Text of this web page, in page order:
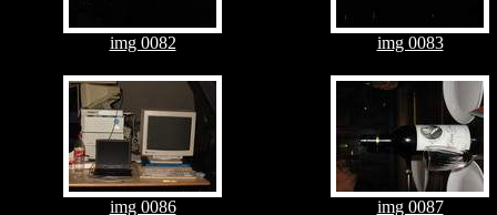
img 0082 img 0083
img 0086 img 0087